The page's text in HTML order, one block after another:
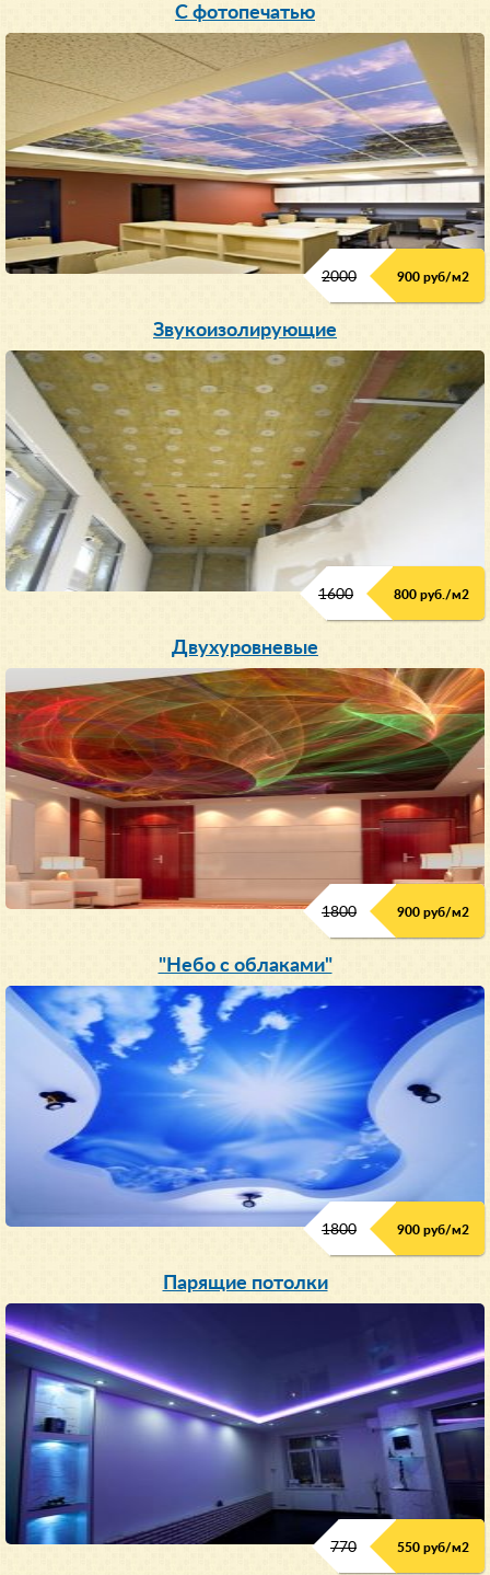
С фотопечатью
2000 900 руб/м2
Звукоизолирующие
1600 800 руб./м2
Двухуровневые
1800 900 руб/м2
"Небо с облаками"
1800 900 руб/м2
Парящие потолки
770 550 руб/м2